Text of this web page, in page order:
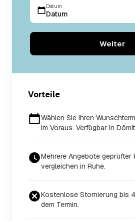
Datum
Datum
Weiter
Vorteile
Wählen Sie Ihren
im Voraus. Verfügbar in
Mehrere Angebote
vergleichen in Ruhe.
Kostenlose Stornierung bis
dem Termin.